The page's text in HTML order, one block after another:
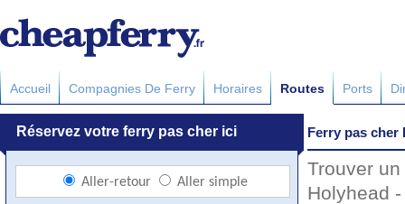
Accueil Compagnies De Ferry Horaires Routes Ports
Ferry pas cher
Trouver
Holyhead